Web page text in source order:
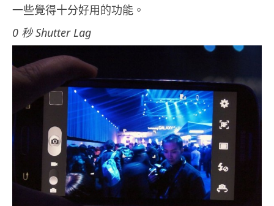
一些覺得十分好用的功能。
0 秒 Shutter Lag